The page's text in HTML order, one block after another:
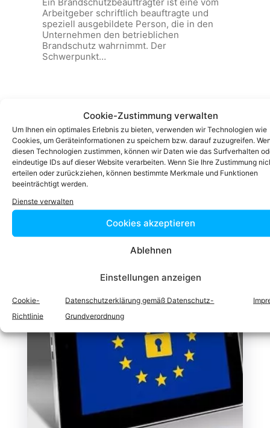
Cookie-Zustimmung verwalten
Um Ihnen ein optimales Erlebnis zu bieten, verwenden wir Technologien wie
Cookies, um Geräteinformationen zu speichern bzw. darauf zuzugreifen.
diesen Technologien zustimmen, können wir Daten wie das Surfverhalten
eindeutige IDs auf dieser Website verarbeiten. Wenn Sie Ihre Zustimmung
erteilen oder zurückziehen, können bestimmte Merkmale und Funktionen
beeinträchtigt werden.
Dienste verwalten
Cookies akzeptieren
Ablehnen
Einstellungen anzeigen
Cookie-
Richtlinie
Datenschutzerklärung gemäß Datenschutz-
Grundverordnung
Ein Brandschutzbeauftragter ist eine vom
Arbeitgeber schriftlich beauftragte und
speziell ausgebildete Person, die in den
Unternehmen den betrieblichen
Brandschutz wahrnimmt. Der
Schwerpunkt…
Weitere
Rechtsgebiete